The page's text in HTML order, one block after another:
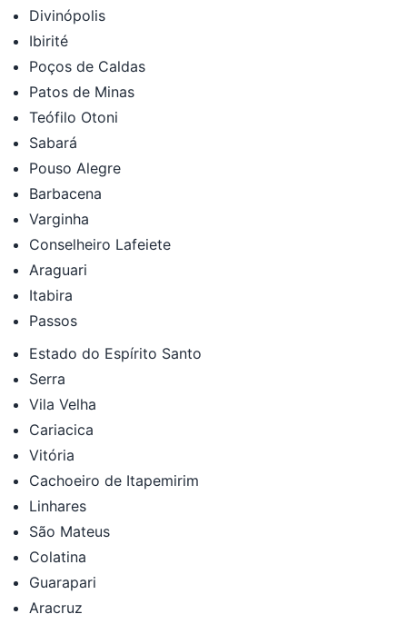
Divinópolis
Ibirité
Poços de Caldas
Patos de Minas
Teófilo Otoni
Sabará
Pouso Alegre
Barbacena
Varginha
Conselheiro Lafeiete
Araguari
Itabira
Passos
Estado do Espírito Santo
Serra
Vila Velha
Cariacica
Vitória
Cachoeiro de Itapemirim
Linhares
São Mateus
Colatina
Guarapari
Aracruz